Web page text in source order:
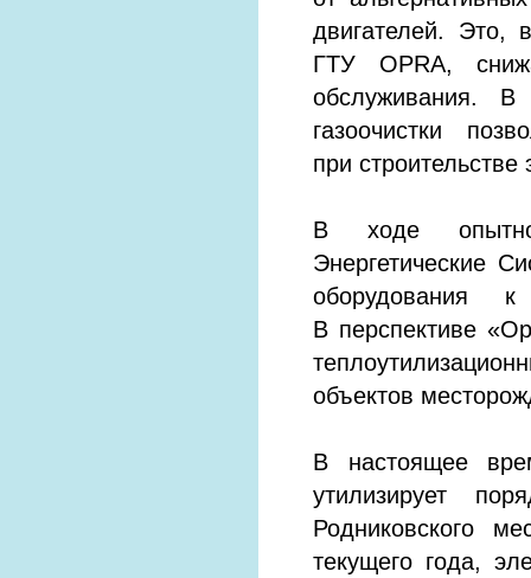
двигателей. Это,
ГТУ OPRA,
обслуживания.
газоочистки
при строительстве
В ходе
Энергетические
оборудования
В перспективе
объектов
В настоящее
утилизирует
Родниковского
текущего года,